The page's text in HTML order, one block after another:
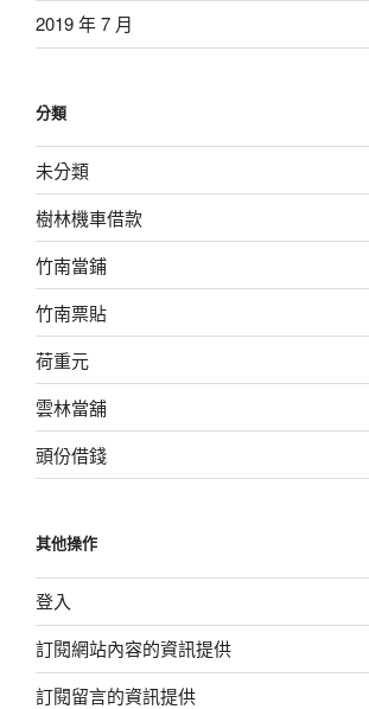
2019 年 7 月
分類
未分類
樹林機車借款
竹南當鋪
竹南票貼
荷重元
雲林當舖
頭份借錢
其他操作
登入
訂閱網站內容的資訊提供
訂閱留言的資訊提供